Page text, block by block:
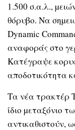
1.500 σ.α.λ.,
θόρυβο. Να
Dynamic
αναφοράς στο
Κατέγραψε
αποδοτικότητα
Τα νέα τρακτέρ
ίδιο µεταξόνιο
αντικαθιστούν,